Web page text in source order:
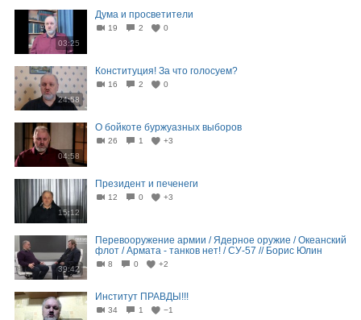
03:25
Дума и просветители
19 2 0
24:58
Конституция! За что голосуем?
16 2 0
04:58
О бойкоте буржуазных выборов
26 1 +3
15:12
Президент и печенеги
12 0 +3
39:42
Перевооружение армии / Ядерное оружие / Океанский
флот / Армата - танков нет! / СУ-57 // Борис Юлин
8 0 +2
Институт ПРАВДЫ!!!
34 1 −1